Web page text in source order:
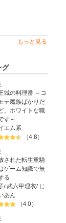
もっと見る
グ
城の料理番 ～コ
テ魔族ばかりだ
、ホワイトな職
す～
エム系
（4.8）
された転生重騎
ゲーム知識で無
る
/武六甲理衣/ じ
あん
（4.0）